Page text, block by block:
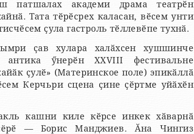
патшалах академи драма театрӗн
Тата тӗрӗсрех каласан, вӗсем унти
ҫула гастроль тӗллевӗпе тухнӑ.
ҫав хулара халӑхсен хушшинче
антика ӳнерӗн ХХVIII фестивальне
ҫулӗ» (Материнское поле) эпикӑллӑ
Керчьри сцена ҫине ҫӗртме уйӑхӗн
кашни киле кӗрсе инкек хӑварнӑ
— Борис Манджиев. Ӑна Чингиз